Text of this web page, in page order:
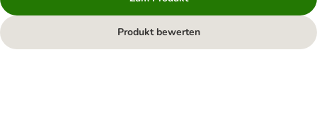
Produkt bewerten